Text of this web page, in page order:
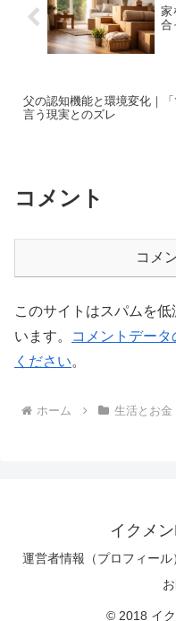
家
合
父の認知機能と環境変化｜「
言う現実とのズレ
コメント
コメ
このサイトはスパムを
います。
コメントデー
ください。
ホーム 生活とお金
イクメ
運営者情報（プロフィール
© 2018 イ